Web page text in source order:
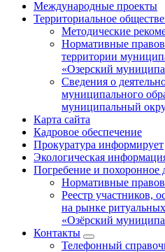
Международные проекты
Территориальное
Методические
Нормативные
территории
«Озерский
Сведения о
муниципального
муниципальный
Карта сайта
Кадровое обеспечение
Прокуратура информирует
Экологическая
Погребение и похоронное
Нормативные
Реестр участников,
на рынке
«Озёрский
Контакты
Телефонный